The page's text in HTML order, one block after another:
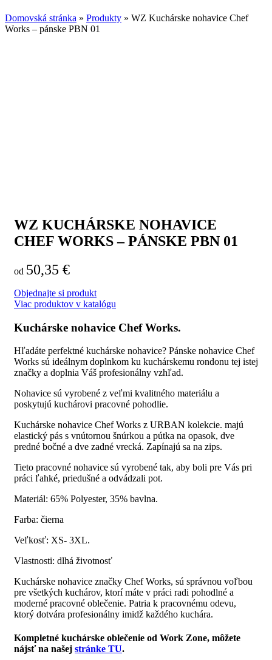
Domovská stránka » Produkty » WZ Kuchárske nohavice Chef
Works – pánske PBN 01
WZ KUCHÁRSKE NOHAVICE
CHEF WORKS – PÁNSKE PBN 01
od 50,35 €
Objednajte si produkt
Viac produktov v katalógu
Kuchárske nohavice Chef Works.
Hľadáte perfektné kuchárske nohavice? Pánske nohavice Chef
Works sú ideálnym doplnkom ku kuchárskemu rondonu tej istej
značky a doplnia Váš profesionálny vzhľad.
Nohavice sú vyrobené z veľmi kvalitného materiálu a
poskytujú kuchárovi pracovné pohodlie.
Kuchárske nohavice Chef Works z URBAN kolekcie. majú
elastický pás s vnútornou šnúrkou a pútka na opasok, dve
predné bočné a dve zadné vrecká. Zapínajú sa na zips.
Tieto pracovné nohavice sú vyrobené tak, aby boli pre Vás pri
práci ľahké, priedušné a odvádzali pot.
Materiál: 65% Polyester, 35% bavlna.
Farba: čierna
Veľkosť: XS- 3XL.
Vlastnosti: dlhá životnosť
Kuchárske nohavice značky Chef Works, sú správnou voľbou
pre všetkých kuchárov, ktorí máte v práci radi pohodlné a
moderné pracovné oblečenie. Patria k pracovnému odevu,
ktorý dotvára profesionálny imidž každého kuchára.
Kompletné kuchárske oblečenie od Work Zone, môžete
nájsť na našej stránke TU.